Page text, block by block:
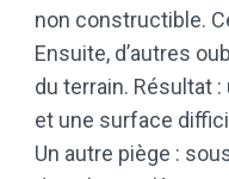
non constructible.
Ensuite, d’autres
du terrain. Résultat
et une surface
Un autre piège :